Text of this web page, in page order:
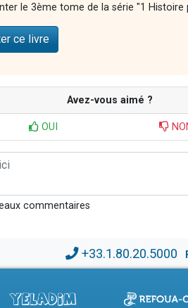
le 3ème tome de la série "1 Histoire
ce livre
Avez-vous aimé ?
OUI
commentaires
+33.1.80.20.5000